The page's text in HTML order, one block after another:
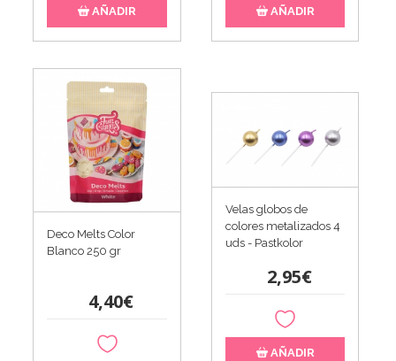
AÑADIR AÑADIR
Deco Melts Color
Blanco 250 gr
4,40€
Velas globos de
colores metalizados 4
uds - Pastkolor
2,95€
AÑADIR